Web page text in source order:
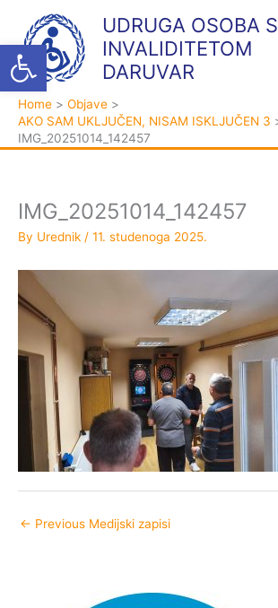
Open toolbar
content
UDRUGA OSOBA S
INVALIDITETOM
DARUVAR
Home
Objave
AKO SAM UKLJUČEN, NISAM ISKLJUČEN 3
IMG_20251014_142457
IMG_20251014_142457
By Urednik / 11. studenoga 2025.
← Previous Medijski zapisi
t
e
g
o
h
i
v
a